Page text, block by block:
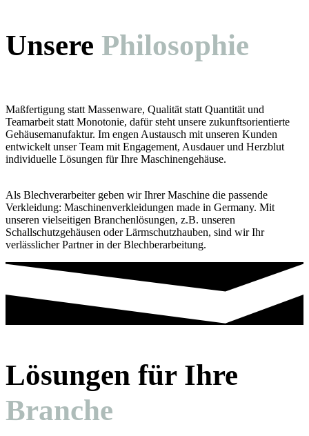
Unsere Philosophie
Maßfertigung statt Massenware, Qualität statt Quantität und
Teamarbeit statt Monotonie, dafür steht unsere zukunftsorientierte
Gehäusemanufaktur. Im engen Austausch mit unseren Kunden
entwickelt unser Team mit Engagement, Ausdauer und Herzblut
individuelle Lösungen für Ihre Maschinengehäuse.
Als Blechverarbeiter geben wir Ihrer Maschine die passende
Verkleidung: Maschinenverkleidungen made in Germany. Mit
unseren vielseitigen Branchenlösungen, z.B. unseren
Schallschutzgehäusen oder Lärmschutzhauben, sind wir Ihr
verlässlicher Partner in der Blechberarbeitung.
Lösungen für Ihre
Branche